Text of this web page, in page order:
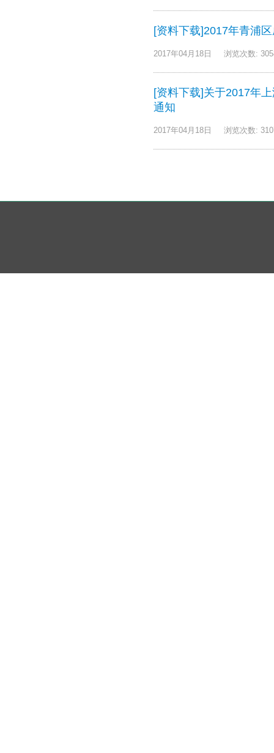
[资料下载]2017年青浦
2017年04月18日 浏览次数:
[资料下载]关于2017年
通知
2017年04月18日 浏览次数: